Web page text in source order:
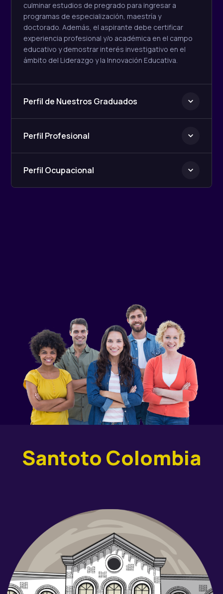
culminar estudios de pregrado para ingresar a
programas de especialización, maestría y
doctorado. Además, el aspirante debe certificar
experiencia profesional y/o académica en el campo
educativo y demostrar interés investigativo en el
ámbito del Liderazgo y la Innovación Educativa.
Perfil de Nuestros Graduados
Perfil Profesional
Perfil Ocupacional
Santoto Colombia